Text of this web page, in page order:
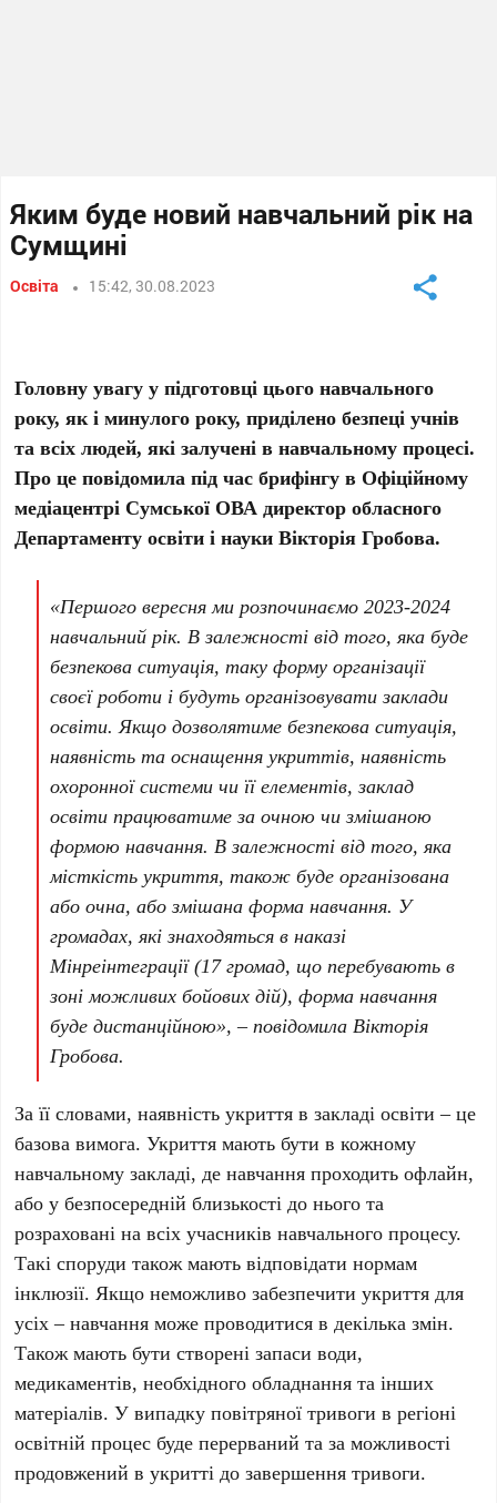
Яким буде новий навчальний рік на
Сумщині
Освіта 15:42, 30.08.2023
Головну увагу у підготовці цього навчального
року, як і минулого року, приділено безпеці учнів
та всіх людей, які залучені в навчальному процесі.
Про це повідомила під час брифінгу в Офіційному
медіацентрі Сумської ОВА директор обласного
Департаменту освіти і науки Вікторія Гробова.
«Першого вересня ми розпочинаємо 2023-2024
навчальний рік. В залежності від того, яка буде
безпекова ситуація, таку форму організації
своєї роботи і будуть організовувати заклади
освіти. Якщо дозволятиме безпекова ситуація,
наявність та оснащення укриттів, наявність
охоронної системи чи її елементів, заклад
освіти працюватиме за очною чи змішаною
формою навчання. В залежності від того, яка
місткість укриття, також буде організована
або очна, або змішана форма навчання. У
громадах, які знаходяться в наказі
Мінреінтеграції (17 громад, що перебувають в
зоні можливих бойових дій), форма навчання
буде дистанційною», – повідомила Вікторія
Гробова.
За її словами, наявність укриття в закладі освіти – це
базова вимога. Укриття мають бути в кожному
навчальному закладі, де навчання проходить офлайн,
або у безпосередній близькості до нього та
розраховані на всіх учасників навчального процесу.
Такі споруди також мають відповідати нормам
інклюзії. Якщо неможливо забезпечити укриття для
усіх – навчання може проводитися в декілька змін.
Також мають бути створені запаси води,
медикаментів, необхідного обладнання та інших
матеріалів. У випадку повітряної тривоги в регіоні
освітній процес буде перерваний та за можливості
продовжений в укритті до завершення тривоги.